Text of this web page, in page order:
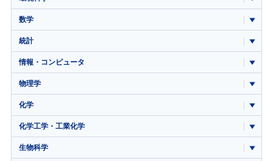
数学
統計
情報・コンピュータ
物理学
化学
化学工学・工業化学
生物科学